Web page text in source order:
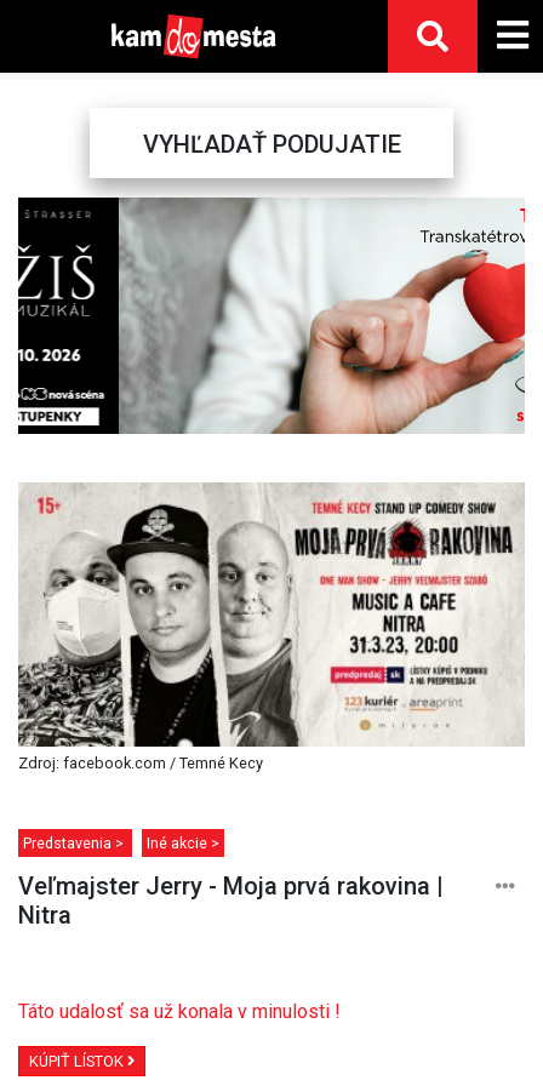
VYHĽADAŤ PODUJATIE
Next
Zdroj: facebook.com / Temné Kecy
Predstavenia > Iné akcie >
Veľmajster Jerry - Moja prvá rakovina |
Nitra
Táto udalosť sa už konala v minulosti !
KÚPIŤ LÍSTOK